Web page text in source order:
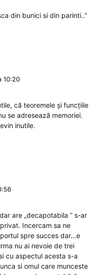
din bunici si din parinti..”
10:20
că teoremele și funcțiile
se adresează memoriei.
inutile.
are „decapotabila ” s-ar
Incercam sa ne
spre succes dar…e
nu ai nevoie de trei
cu aspectul acesta s-a
si omul care munceste